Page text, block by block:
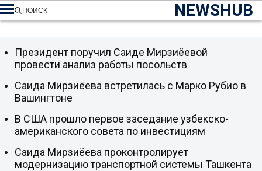
NEWSHUB
ПОИСК
Президент поручил Саиде Мирзиёевой
провести анализ работы посольств
Саида Мирзиёева встретилась с Марко Рубио в
Вашингтоне
В США прошло первое заседание узбекско-
американского совета по инвестициям
Саида Мирзиёева проконтролирует
модернизацию транспортной системы Ташкента